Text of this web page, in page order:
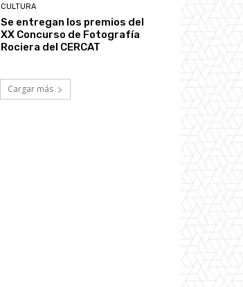
CULTURA
Se entregan los premios del
XX Concurso de Fotografía
Rociera del CERCAT
Cargar más